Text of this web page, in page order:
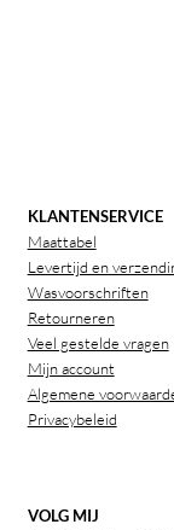
KLANTENSERVICE
Maattabel
Levertijd en
Wasvoorschriften
Retourneren
Veel gestelde vragen
Mijn account
Algemene
Privacybeleid
VOLG MIJ